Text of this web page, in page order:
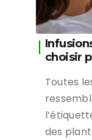
choisir
Toutes
des